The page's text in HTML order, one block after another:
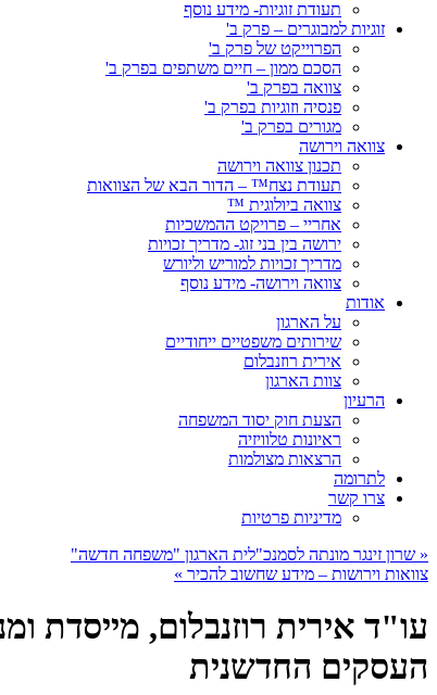
תעודת זוגיות- מידע נוסף
זוגיות למבוגרים – פרק ב'
הפרוייקט של פרק ב'
הסכם ממון – חיים משתפים בפרק ב'
צוואה בפרק ב'
פנסיה וזוגיות בפרק ב'
מגורים בפרק ב'
צוואה וירושה
תכנון צוואה וירושה
תעודת נצח™ – הדור הבא של הצוואות
צוואה ביולוגית ™
אחריי – פרויקט ההמשכיות
ירושה בין בני זוג- מדריך זכויות
מדריך זכויות למוריש וליורש
צוואה וירושה- מידע נוסף
אודות
על הארגון
שירותים משפטיים ייחודיים
אירית רוזנבלום
צוות הארגון
הרעיון
הצעת חוק יסוד המשפחה
ראיונות טלוויזיה
הרצאות מצולמות
לתרומה
צרו קשר
מדיניות פרטיות
« שרון זינגר מונתה לסמנכ"לית הארגון "משפחה חדשה"
צוואות וירושות – מידע שחשוב להכיר »
עו"ד אירית רוזנבלום, מייסדת
העסקים החדשנית